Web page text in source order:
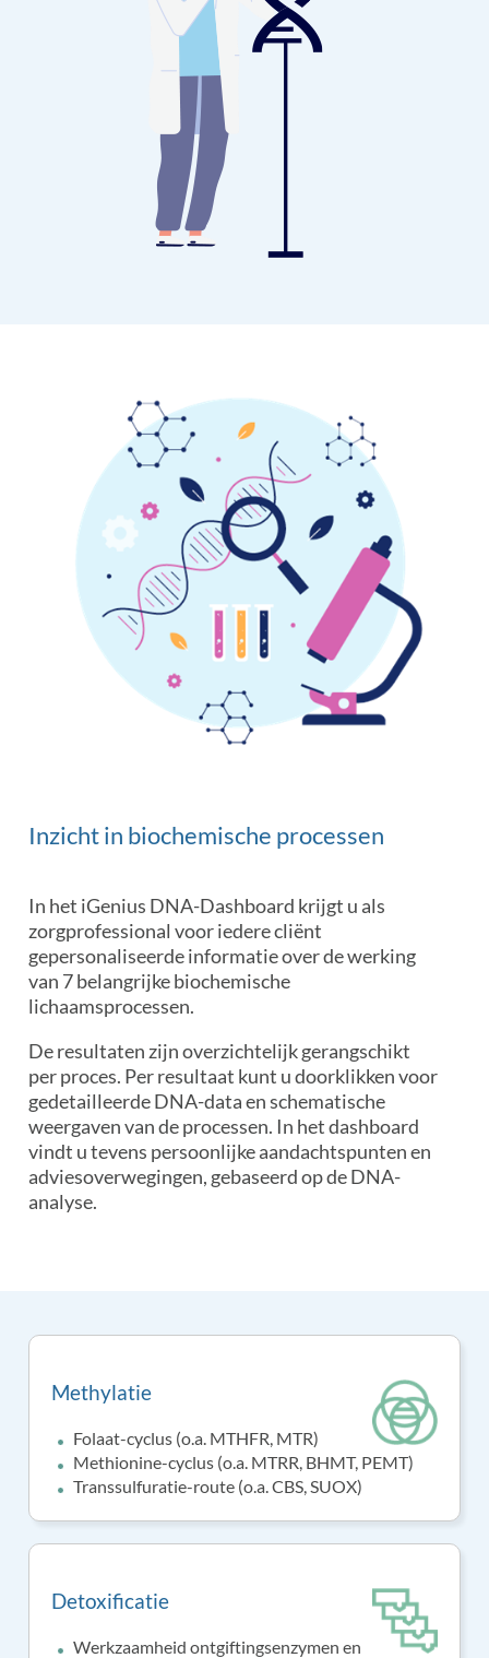
Inzicht in biochemische processen
In het iGenius DNA-Dashboard krijgt u als
zorgprofessional voor iedere cliënt
gepersonaliseerde informatie over de werking
van 7 belangrijke biochemische
lichaamsprocessen.
De resultaten zijn overzichtelijk gerangschikt
per proces. Per resultaat kunt u doorklikken voor
gedetailleerde DNA-data en schematische
weergaven van de processen. In het dashboard
vindt u tevens persoonlijke aandachtspunten en
adviesoverwegingen, gebaseerd op de DNA-
analyse.
Methylatie
Folaat-cyclus (o.a. MTHFR, MTR)
Methionine-cyclus (o.a. MTRR, BHMT, PEMT)
Transsulfuratie-route (o.a. CBS, SUOX)
Detoxificatie
Werkzaamheid ontgiftingsenzymen en